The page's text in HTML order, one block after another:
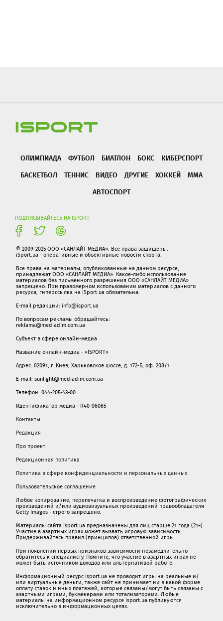
ОЛИМПИАДА ФУТБОЛ БИАТЛОН БОКС
КИБЕРСПОРТ
БАСКЕТБОЛ
ТЕННИС ВИДЕО ДРУГИЕ ХОККЕЙ
ММА
АВТОСПОРТ
ПОДПИСЫВАЙТЕСЬ НА ISPORT
© 2009-2025 ООО «САНЛАЙТ МЕДИА». Все права защищены.
iSport.ua - оперативные и объективные новости спорта.
Все права на материалы, опубликованные на данном ресурсе,
принадлежат ООО «САНЛАЙТ МЕДИА». Какое-либо использование
материалов без письменного разрешения ООО «САНЛАЙТ МЕДИА»
запрещено. При правомерном использовании материалов с данного
ресурса, гиперссылка на iSport.ua обязательна.
E-mail редакции: info@isport.ua
По вопросам рекламы обращайтесь:
reklama@mediadim.com.ua
Субъект в сфере онлайн-медиа
Название онлайн-медиа - «ISPORT»
Адрес: 02091, г. Киев, Харьковское шоссе, д. 172-Б, оф. 208/1
E-mail: sunlight@mediadim.com.ua
Телефон: 044-205-43-00
Идентификатор медиа - R40-06065
Контакты
Редакция
Про проект
Редакционная политика
Политика в сфере конфиденциальности и персональных данных
Пользовательское соглашение
Любое копирование, перепечатка и воспроизведение фотографических
произведений и/или аудиовизуальных произведений правообладателя
Getty Images - строго запрещено.
Материалы сайта isport.ua предназначены для лиц старше 21 года (21+).
Участие в азартных играх может вызвать игровую зависимость.
Придерживайтесь правил (принципов) ответственной игры.
При появлении первых признаков зависимости незамедлительно
обратитесь к специалисту. Помните, что участие в азартных играх не
может быть источником доходов или альтернативой работе.
Информационный ресурс isport.ua не проводит игры на реальные и/
или виртуальные деньги, также сайт не принимает ни в какой форме
oплaту ставок и иных платежей, которые связаны/могут быть связаны c
азартными игрaми, букмекерами или тотализаторами. Любые
материалы на информационном ресурсе isport.ua публикуютcя
исключительно в информационных целях.